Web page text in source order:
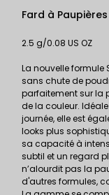
Fard à
2.5 g/0.08 US OZ
La nouvelle formule
sans chute de
parfaitement sur la
de la couleur.
journée, elle est
looks plus
sa capacité à
subtil et un regard
n’alourdit pas la
d'autres formules,